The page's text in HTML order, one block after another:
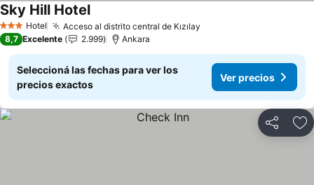
3 Estrellas
Hotel Acceso al distrito central de Kızılay
Sky Hill HotelVer precios
8,7 Excelente 2.999 Ankara
Seleccioná las fechas para ver los
precios exactos
Ver precios
Compartir